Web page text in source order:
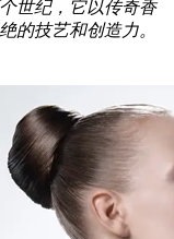
世纪，它以传奇香
的技艺和创造力。